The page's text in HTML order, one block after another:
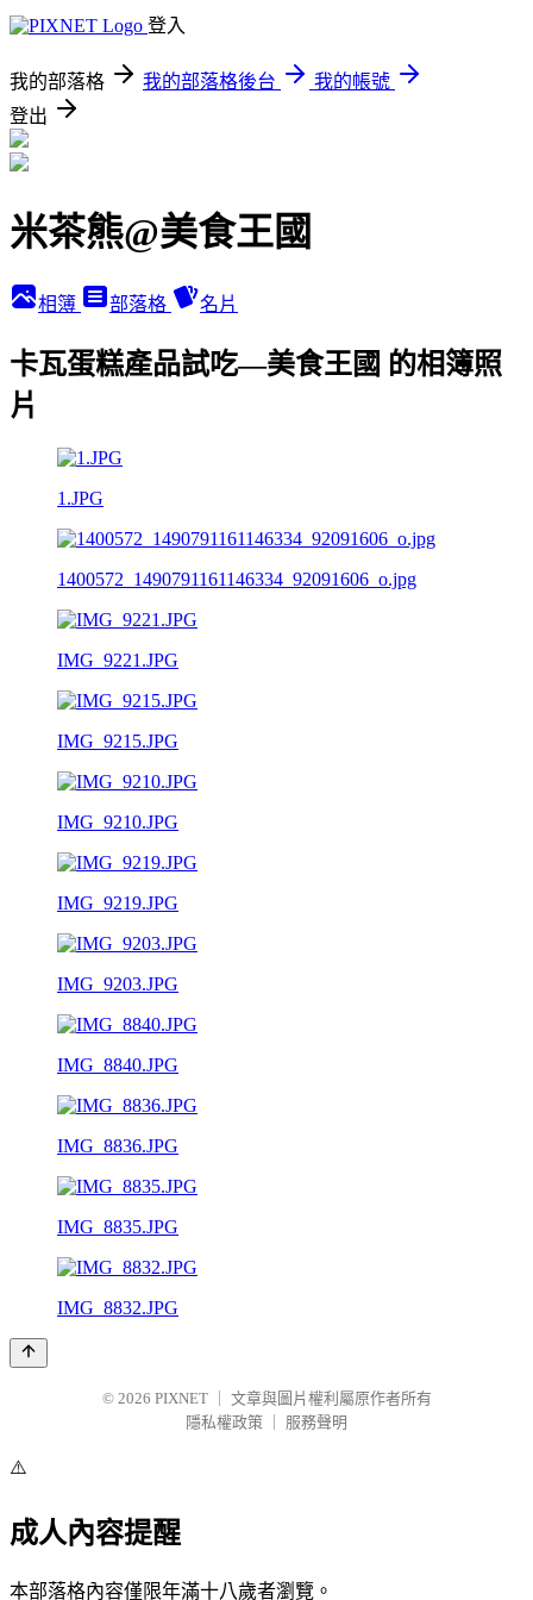
登入
我的部落格 我的部落格後台
我的帳號
登出
米茶熊@美食王國
相簿 部落格 名片
卡瓦蛋糕產品試吃—美食王國 的相簿照
片
1.JPG
1400572_1490791161146334_92091606_o.jpg
IMG_9221.JPG
IMG_9215.JPG
IMG_9210.JPG
IMG_9219.JPG
IMG_9203.JPG
IMG_8840.JPG
IMG_8836.JPG
IMG_8835.JPG
IMG_8832.JPG
© 2026 PIXNET
文章與圖片權利屬原作者所有
隱私權政策
服務聲明
⚠️
成人內容提醒
本部落格內容僅限年滿十八歲者瀏覽。